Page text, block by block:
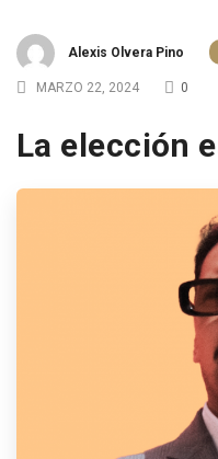
Alexis Olvera Pino
MARZO 22, 2024 0
La elección